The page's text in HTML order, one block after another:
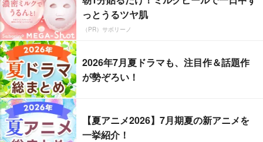
っとうるツヤ肌
（PR）サボリーノ
2026年7月夏ドラマも、注目作＆話題作
が勢ぞろい！
【夏アニメ2026】7月期夏の新アニメを
一挙紹介！